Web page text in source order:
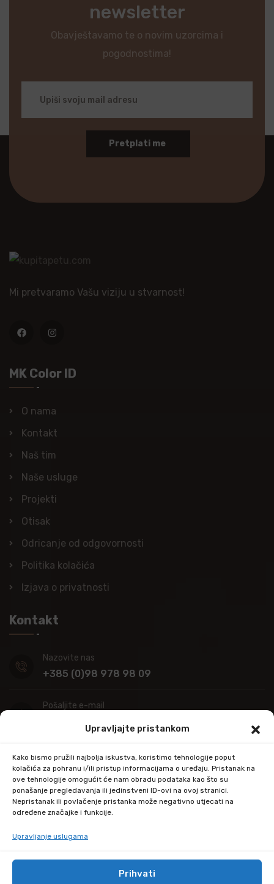
Upravljajte pristankom
Kako bismo pružili najbolja iskustva, koristimo tehnologije poput
kolačića za pohranu i/ili pristup informacijama o uređaju. Pristanak na
ove tehnologije omogućit će nam obradu podataka kao što su
ponašanje pregledavanja ili jedinstveni ID-ovi na ovoj stranici.
Nepristanak ili povlačenje pristanka može negativno utjecati na
određene značajke i funkcije.
Upravljanje uslugama
Prihvati
newsletter
Obavještavamo te o novim uzorcima i
pogodnostima!
Pretplati me
Mi pretvaramo Vašu viziju u stvarnost!
MK Color ID
O nama
Kontakt
Naš tim
Naše usluge
Projekti
Otisak
Odricanje od odgovornosti
Politika kolačića
Izjava o privatnosti
Kontakt
Nazovite nas
+385 (0)98 978 98 09
Pošaljite e-mail
Adresa
Industrijska ulica 39,
34000 Požega
© Copyright 2024 by kupitapetu.com